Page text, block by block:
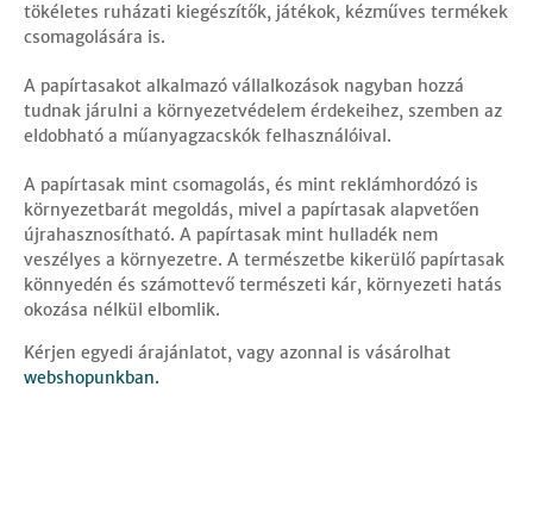
tökéletes ruházati kiegészítők, játékok, kézműves termékek
csomagolására is.
A papírtasakot alkalmazó vállalkozások nagyban hozzá
tudnak járulni a környezetvédelem érdekeihez, szemben az
eldobható a műanyagzacskók felhasználóival.
A papírtasak mint csomagolás, és mint reklámhordózó is
környezetbarát megoldás, mivel a papírtasak alapvetően
újrahasznosítható. A papírtasak mint hulladék nem
veszélyes a környezetre. A természetbe kikerülő papírtasak
könnyedén és számottevő természeti kár, környezeti hatás
okozása nélkül elbomlik.
Kérjen egyedi árajánlatot, vagy azonnal is vásárolhat
webshopunkban.